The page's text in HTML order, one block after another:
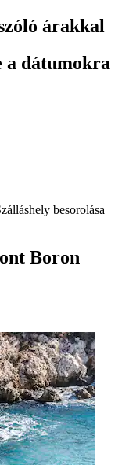
árakkal
a dátumokra
besorolása
Boron